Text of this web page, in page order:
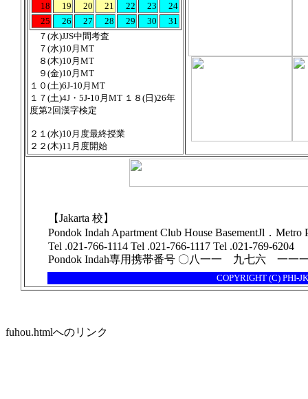
18
19 20 21 22 23
24
25
26 27 28 29 30
31
７(水)JJS中間考査
７(水)10月MT
８(木)10月MT
９(金)10月MT
１０(土)6J-10月MT
１７(土)4J・5J-10月MT １８(日)26年
度第2回漢字検定
２１(水)10月度最終授業
２２(木)11月度開始
【Jakarta 校】
Pondok Indah Apartment Club House BasementJl．
Tel .021-766-1114 Tel .021-766-1117 Tel .021-769-6204
Pondok Indah専用携帯番号 〇八一一 九七六 一一
COPYRIGHT (C) PHI-
fuhou.htmlへのリンク